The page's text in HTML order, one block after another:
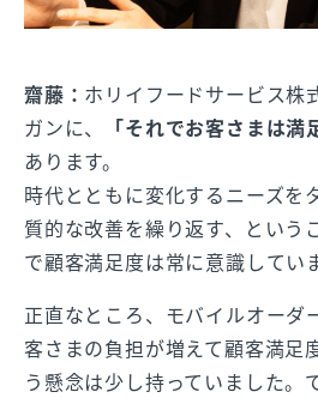
齋藤： ホリイフードサービス株
ガンに、
「それでお客さまは満
あります。
時代とともに変化するニーズを
質的な改善を繰り返す、という
で顧客満足度は常に意識してい
正直なところ、モバイルオーダ
客さまの負担が増えて顧客満足
う懸念は少し持っていました。